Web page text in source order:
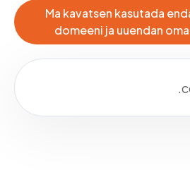
Ma kavatsen kasutada
domeeni ja uuendan